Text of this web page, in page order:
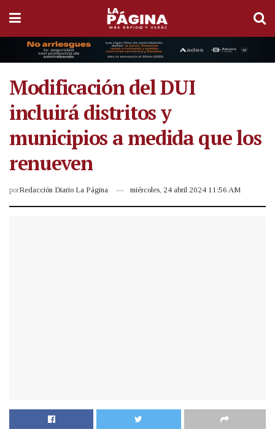
Modificación del DUI
incluirá distritos y
municipios a medida que los
renueven
porRedacción Diario La Página miércoles, 24 abril 2024 11:56 AM